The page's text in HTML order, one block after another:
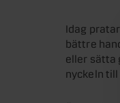
Idag
bättre
eller sätta
nyckeln till